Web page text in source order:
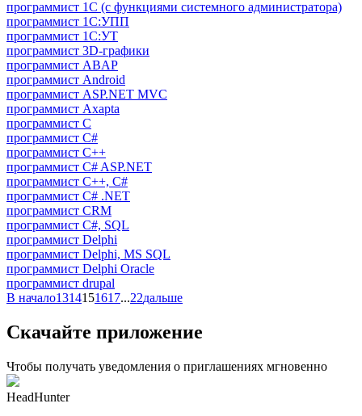
программист 1С (с функциями системного администратора)
программист 1С:УПП
программист 1С:УТ
программист 3D-графики
программист ABAP
программист Android
программист ASP.NET MVC
программист Axapta
программист C
программист C#
программист C++
программист C# ASP.NET
программист C++, C#
программист C# .NET
программист CRM
программист C#, SQL
программист Delphi
программист Delphi, MS SQL
программист Delphi Oracle
программист drupal
В начало1314151617...22дальше
Скачайте приложение
Чтобы получать уведомления о приглашениях мгновенно
HeadHunter